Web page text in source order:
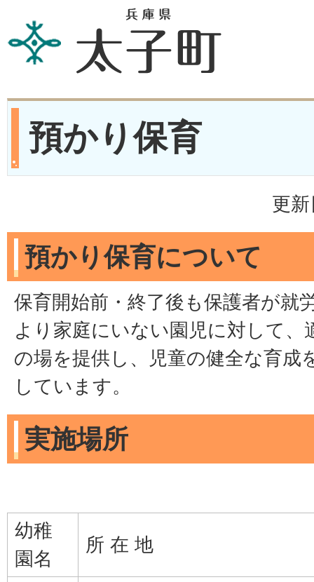
預かり保育
更
預かり保育について
保育開始前・終了後も保護者が就
より家庭にいない園児に対して、
の場を提供し、児童の健全な育成
しています。
実施場所
幼稚
園名
所 在 地